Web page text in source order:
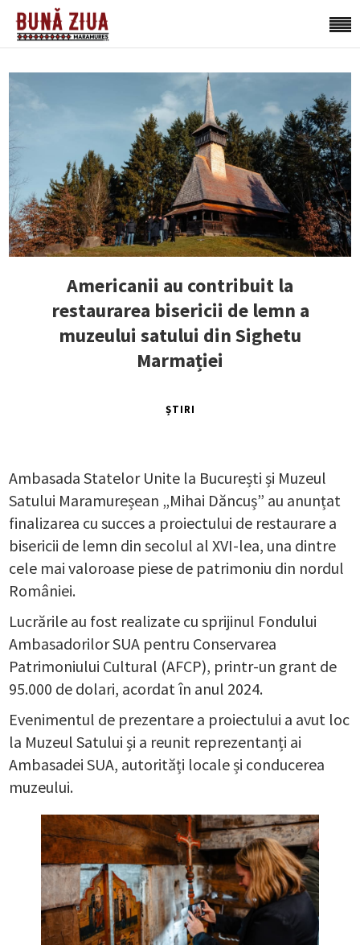
Americanii au contribuit la
restaurarea bisericii de lemn a
muzeului satului din Sighetu
Marmației
ȘTIRI
Ambasada Statelor Unite la București și Muzeul
Satului Maramureșean „Mihai Dăncuș” au anunțat
finalizarea cu succes a proiectului de restaurare a
bisericii de lemn din secolul al XVI-lea, una dintre
cele mai valoroase piese de patrimoniu din nordul
României.
Lucrările au fost realizate cu sprijinul Fondului
Ambasadorilor SUA pentru Conservarea
Patrimoniului Cultural (AFCP), printr-un grant de
95.000 de dolari, acordat în anul 2024.
Evenimentul de prezentare a proiectului a avut loc
la Muzeul Satului și a reunit reprezentanți ai
Ambasadei SUA, autorități locale și conducerea
muzeului.